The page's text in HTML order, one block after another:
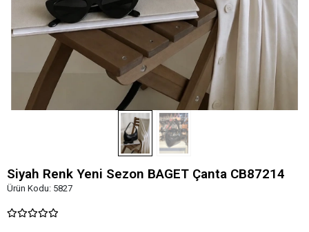
Siyah Renk Yeni Sezon BAGET Çanta CB87214
Ürün Kodu: 5827